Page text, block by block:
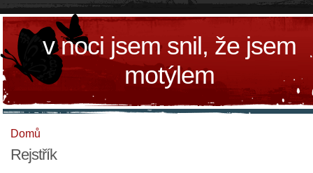
v noci jsem snil, že jsem
motýlem
Domů
Rejstřík